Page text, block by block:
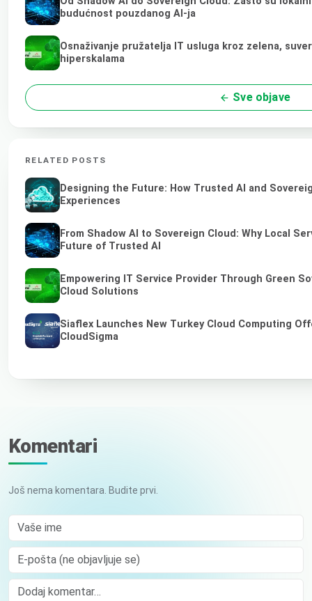
budućnost pouzdanog AI-ja
Osnaživanje pružatelja IT usluga kroz zelena,
hiperskalama
Sve objave
RELATED POSTS
Designing the Future: How Trusted AI and
Experiences
From Shadow AI to Sovereign Cloud: Why Local
Future of Trusted AI
Empowering IT Service Provider Through Green
Cloud Solutions
Siaflex Launches New Turkey Cloud Computing
CloudSigma
Komentari
Još nema komentara. Budite prvi.
Vaše ime
E-pošta (ne objavljuje se)
Comment